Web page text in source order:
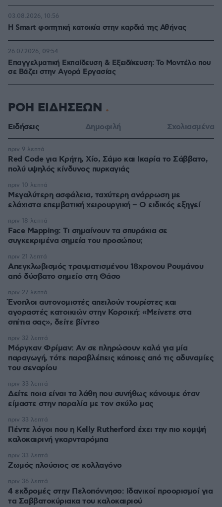
Η Smart φοιτητική κατοικία στην καρδιά της Αθήνας
03.08.2026, 10:56
Επαγγελματική Εκπαίδευση & Εξειδίκευση: Το Mοντέλο που
σε Bάζει στην Aγορά Eργασίας
26.07.2026, 09:54
ΡΟΗ ΕΙΔΗΣΕΩΝ
Ειδήσεις Δημοφιλή Σχολιασμένα
Red Code για Κρήτη, Χίο, Σάμο και Ικαρία το Σάββατο,
πολύ υψηλός κίνδυνος πυρκαγιάς
πριν 9 λεπτά
Μεγαλύτερη ασφάλεια, ταχύτερη ανάρρωση με
ελάχιστα επεμβατική χειρουργική – Ο ειδικός εξηγεί
πριν 10 λεπτά
Face Mapping: Τι σημαίνουν τα σπυράκια σε
συγκεκριμένα σημεία του προσώπου;
πριν 18 λεπτά
Απεγκλωβισμός τραυματισμένου 18χρονου Ρουμάνου
από δύσβατο σημείο στη Θάσο
πριν 21 λεπτά
Ένοπλοι αυτονομιστές απειλούν τουρίστες και
αγοραστές κατοικιών στην Κορσική: «Μείνετε στα
σπίτια σας», δείτε βίντεο
πριν 27 λεπτά
Μόργκαν Φρίμαν: Αν σε πληρώσουν καλά για μία
παραγωγή, τότε παραβλέπεις κάποιες από τις αδυναμίες
του σεναρίου
πριν 32 λεπτά
Δείτε ποια είναι τα λάθη που συνήθως κάνουμε όταν
είμαστε στην παραλία με τον σκύλο μας
πριν 33 λεπτά
Πέντε λόγοι που η Kelly Rutherford έχει την πιο κομψή
καλοκαιρινή γκαρνταρόμπα
πριν 33 λεπτά
Ζωμός πλούσιος σε κολλαγόνο
πριν 33 λεπτά
4 εκδρομές στην Πελοπόννησο: Ιδανικοί προορισμοί για
τα Σαββατοκύριακα του καλοκαιριού
πριν 36 λεπτά